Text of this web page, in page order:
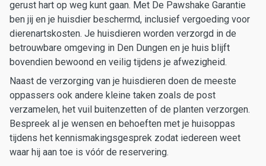
gerust hart op weg kunt gaan. Met De Pawshake Garantie
ben jij en je huisdier beschermd, inclusief vergoeding voor
dierenartskosten. Je huisdieren worden verzorgd in de
betrouwbare omgeving in Den Dungen en je huis blijft
bovendien bewoond en veilig tijdens je afwezigheid.
Naast de verzorging van je huisdieren doen de meeste
oppassers ook andere kleine taken zoals de post
verzamelen, het vuil buitenzetten of de planten verzorgen.
Bespreek al je wensen en behoeften met je huisoppas
tijdens het kennismakingsgesprek zodat iedereen weet
waar hij aan toe is vóór de reservering.